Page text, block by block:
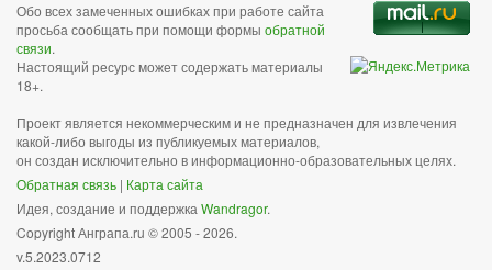
Обо всех замеченных ошибках при работе сайта
просьба сообщать при помощи формы обратной
связи.
Настоящий ресурс может содержать материалы
18+.
Проект является некоммерческим и не предназначен для извлечения
какой-либо выгоды из публикуемых материалов,
он создан исключительно в информационно-образовательных целях.
Обратная связь | Карта сайта
Идея, создание и поддержка Wandragor.
Copyright Анграпа.ru © 2005 - 2026.
v.5.2023.0712